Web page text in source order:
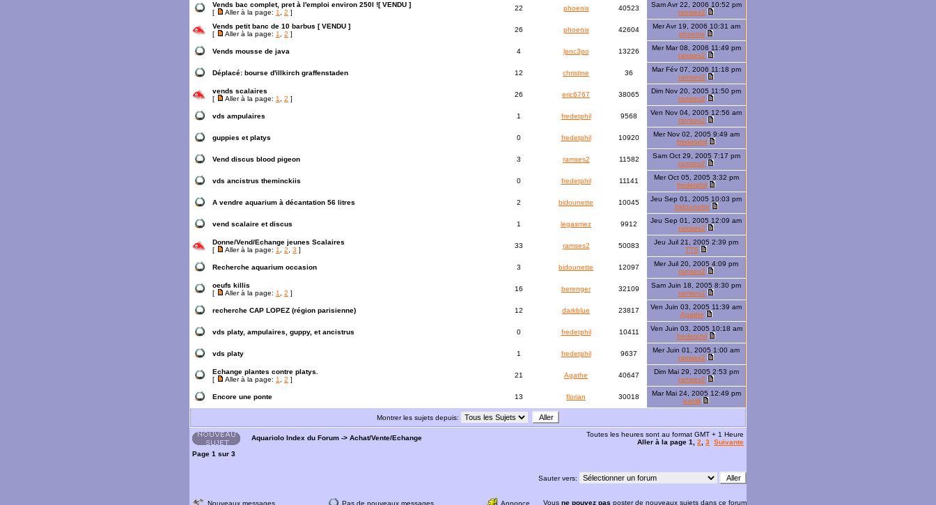
Vends bac complet, pret à l'emploi environ 250l ![ VENDU ]
[
Aller à la page: 1 2 ]
22 phoenix 40523
Sam Avr 22, 2006 10:52 pm
ramses2
Vends petit banc de 10 barbus [ VENDU ]
[
Aller à la page: 1 2 ]
26 phoenix 42604
Mer Avr 19, 2006 10:31 am
phoenix
Vends mousse de java 4 lpnc3po 13226
Mer Mar 08, 2006 11:49 pm
ramses2
Déplacé: bourse d'illkirch graffenstaden 12 christine 36
Mar Fév 07, 2006 11:18 pm
ramses2
vends scalaires
[
Aller à la page: 1 2 ]
26 eric6767 38065
Dim Nov 20, 2005 11:50 pm
ramses2
vds ampulaires 1 fredetphil 9568
Ven Nov 04, 2005 12:56 am
ramses2
guppies et platys 0 fredetphil 10920
Mer Nov 02, 2005 9:49 am
fredetphil
Vend discus blood pigeon 3 ramses2 11582
Sam Oct 29, 2005 7:17 pm
ramses2
vds ancistrus theminckiis 0 fredetphil 11141
Mer Oct 05, 2005 3:32 pm
fredetphil
A vendre aquarium à décantation 56 litres 2 bidounette 10045
Jeu Sep 01, 2005 10:03 pm
bidounette
vend scalaire et discus 1 legasmez 9912
Jeu Sep 01, 2005 12:09 am
ramses2
Donne/Vend/Echange jeunes Scalaires
[
Aller à la page: 1 2 3 ]
33 ramses2 50083
Jeu Juil 21, 2005 2:39 pm
TTS
Recherche aquarium occasion 3 bidounette 12097
Mer Juil 20, 2005 4:09 pm
ramses2
oeufs killis
[
Aller à la page: 1 2 ]
16 berenger 32109
Sam Juin 18, 2005 8:30 pm
ramses2
recherche CAP LOPEZ (région parisienne) 12 darkblue 23817
Ven Juin 03, 2005 11:39 am
Agathe
vds platy, ampulaires, guppy, et ancistrus 0 fredetphil 10411
Ven Juin 03, 2005 10:18 am
fredetphil
vds platy 1 fredetphil 9637
Mer Juin 01, 2005 1:00 am
ramses2
Echange plantes contre platys.
[
Aller à la page: 1 2 ]
21 Agathe 40647
Dim Mai 29, 2005 2:53 pm
ramses2
Encore une ponte 13 florian 30018
Mar Mai 24, 2005 12:49 pm
exmili
Montrer les sujets depuis:
Aquariolo Index du Forum -> Achat/Vente/Echange
Toutes les heures sont au format GMT + 1 Heure
Aller à la page 1 2 3 Suivante
Page 1 sur 3
Sauter vers:
Nouveaux messages Pas de nouveaux messages Annonce Vous ne pouvez pas poster de nouveaux sujets dans ce forum